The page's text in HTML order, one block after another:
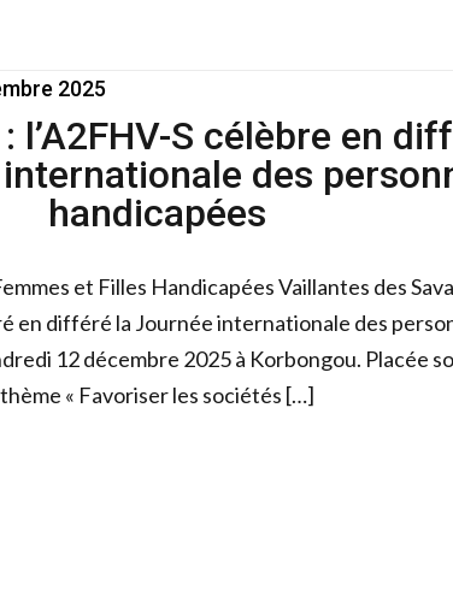
2025
l’A2FHV-S célèbre en
des
handicapées
et Filles Handicapées Vaillantes des
en différé la Journée internationale des
12 décembre 2025 à Korbongou. Placée
thème « Favoriser les sociétés […]